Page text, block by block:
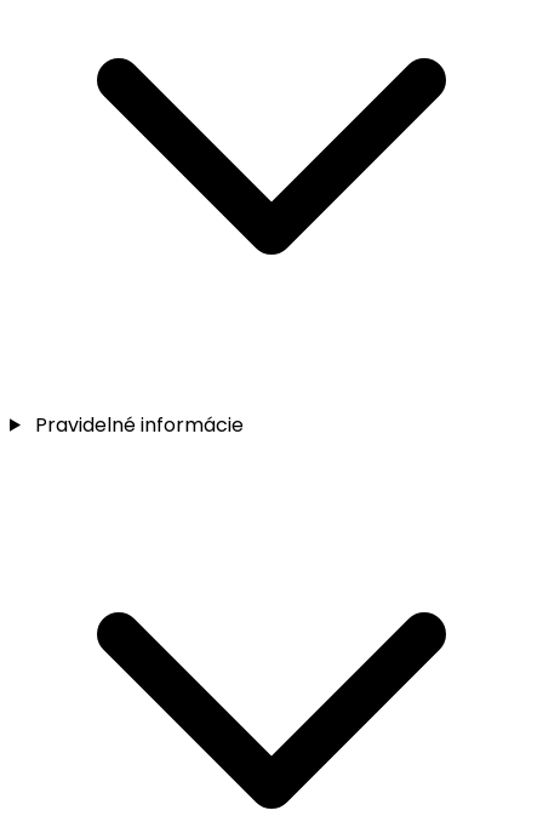
Pravidelné informácie